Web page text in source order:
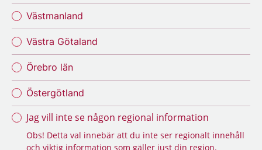
Västmanland
Västra Götaland
Örebro län
Östergötland
Jag vill inte se någon regional information
Obs! Detta val innebär att du inte ser regionalt innehåll
och viktig information som gäller just din region.